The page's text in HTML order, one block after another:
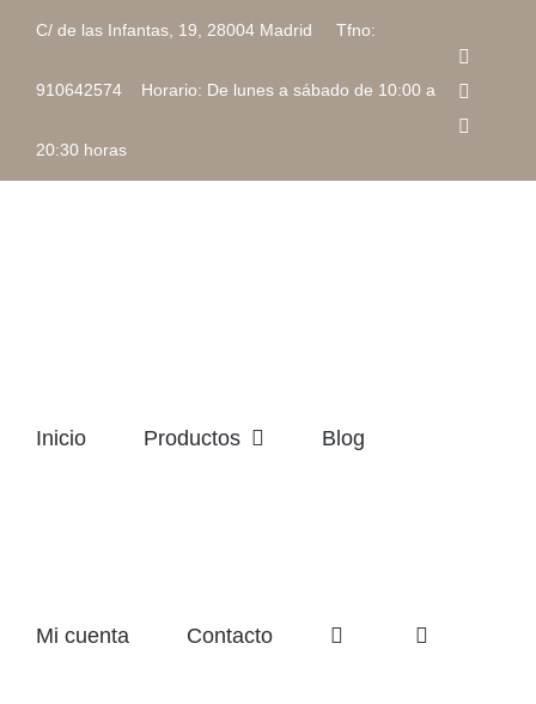
contenido
C/ de las Infantas, 19, 28004 Madrid Tfno:
910642574 Horario: De lunes a sábado de 10:00 a
20:30 horas
Inicio Productos Blog
Mi cuenta Contacto